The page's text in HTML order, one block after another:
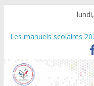
Les manuels scolaires
Dates et horaires
Cérémonie de remise
Promo Beguir
Décisions relevant du